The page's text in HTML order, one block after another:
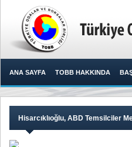
ANA SAYFA TOBB HAKKINDA
Hisarcıklıoğlu, ABD Temsilciler